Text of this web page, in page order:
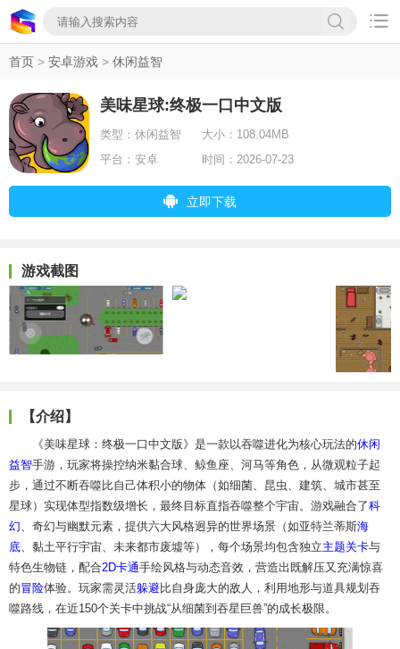

首页 > 安卓游戏 > 休闲益智
美味星球:终极一口中文版
类型： 休闲益智 大小： 108.04MB
平台： 安卓 时间： 2026-07-23
立即下载
游戏截图
【介绍】
《美味星球：终极一口中文版》是一款以吞噬进化为核心玩法的休闲
益智手游，玩家将操控纳米黏合球、鲸鱼座、河马等角色，从微观粒子起
步，通过不断吞噬比自己体积小的物体（如细菌、昆虫、建筑、城市甚至
星球）实现体型指数级增长，最终目标直指吞噬整个宇宙。游戏融合了科
幻 、奇幻与幽默元素，提供六大风格迥异的世界场景（如亚特兰蒂斯海
底 、黏土平行宇宙、未来都市废墟等），每个场景均包含独立主题关卡与
特色生物链，配合2D卡通手绘风格与动态音效，营造出既解压又充满惊喜
的冒险体验。玩家需灵活躲避 比自身庞大的敌人，利用地形与道具规划吞
噬路线，在近150个关卡中挑战“从细菌到吞星巨兽”的成长极限。